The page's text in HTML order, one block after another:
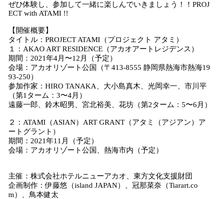
ぜひ体験し、参加して一緒に楽しんでいきましょう！！PROJ
ECT with ATAMI !!
【開催概要】
タイトル：PROJECT ATAMI（プロジェクト アタミ）
１：AKAO ART RESIDENCE（アカオアートレジデンス）
期間：2021年4月〜12月（予定）
会場：アカオリゾート公国（〒413-8555 静岡県熱海市熱海19
93-250）
参加作家：HIRO TANAKA、大小島真木、光岡幸一、市川平
（第1ターム：3〜4月）
遠藤一郎、鈴木昭男、宮北裕美、花坊（第2ターム：5〜6月）
２：ATAMI（ASIAN）ART GRANT（アタミ（アジアン）ア
ートグラント）
期間：2021年11月（予定）
会場：アカオリゾート公国、熱海市内（予定）
主催：株式会社ホテルニューアカオ、東方文化支援財団
企画制作：伊藤悠（island JAPAN）、冠那菜奈（Tiarart.co
m）、鳥本健太